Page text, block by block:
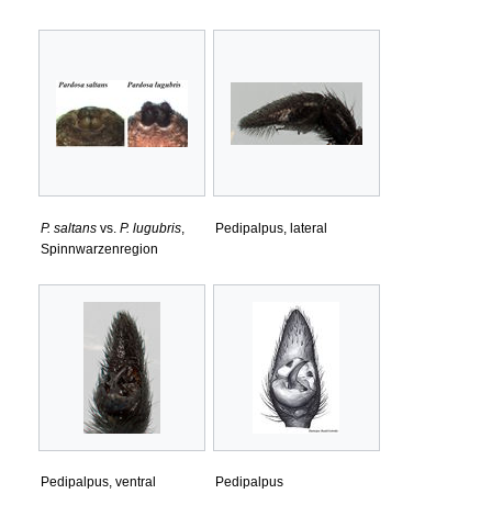
P. saltans vs. P. lugubris,
Spinnwarzenregion
Pedipalpus, lateral
Pedipalpus, ventral Pedipalpus